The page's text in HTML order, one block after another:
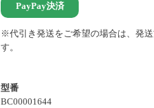
※代引き発送をご希望の場合は、発
す。
型番
BC00001644